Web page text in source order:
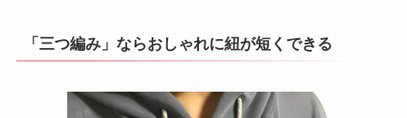
「三つ編み」ならおしゃれに紐が短くできる